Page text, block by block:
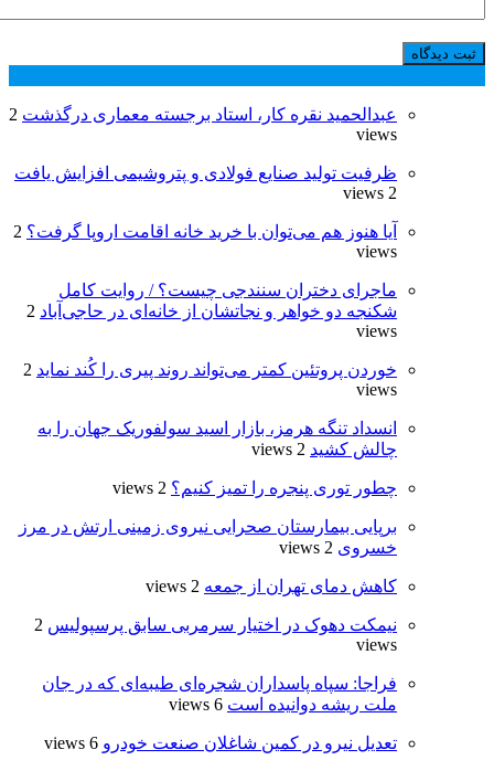
عبدالحمید نقره کار، استاد برجسته معماری درگذشت 2
views
ظرفیت تولید صنایع فولادی و پتروشیمی افزایش یافت
2 views
آیا هنوز هم می‌توان با خرید خانه اقامت اروپا گرفت؟ 2
views
ماجرای دختران سنندجی چیست؟ / روایت کامل
شکنجه دو خواهر و نجاتشان از خانه‌ای در حاجی‌آباد 2
views
خوردن پروتئین کمتر می‌تواند روند پیری را کُند نماید 2
views
انسداد تنگه هرمز، بازار اسید سولفوریک جهان را به
چالش کشید 2 views
چطور توری پنجره را تمیز کنیم؟ 2 views
برپایی بیمارستان صحرایی نیروی زمینی ارتش در مرز
خسروی 2 views
کاهش دمای تهران از جمعه 2 views
نیمکت دهوک در اختیار سرمربی سابق پرسپولیس 2
views
فراجا: سپاه پاسداران شجره‌ای طیبه‌ای که در جان
ملت ریشه دوانیده است 6 views
تعدیل نیرو در کمین شاغلان صنعت خودرو 6 views